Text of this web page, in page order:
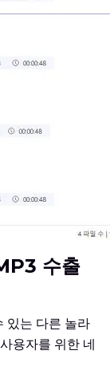
수출
있는 다른 놀라
용자를 위한 네